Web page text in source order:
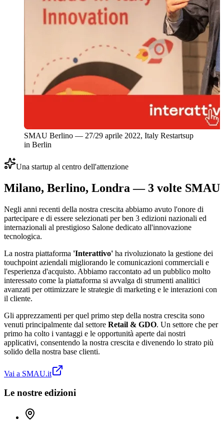
SMAU Berlino — 27/29 aprile 2022, Italy Restartsup
in Berlin
Una startup al centro dell'attenzione
Milano, Berlino, Londra — 3 volte SMAU
Negli anni recenti della nostra crescita abbiamo avuto l'onore di
partecipare e di essere selezionati per ben 3 edizioni nazionali ed
internazionali al prestigioso Salone dedicato all'innovazione
tecnologica.
La nostra piattaforma 'Interattivo' ha rivoluzionato la gestione dei
touchpoint aziendali migliorando le comunicazioni commerciali e
l'esperienza d'acquisto. Abbiamo raccontato ad un pubblico molto
interessato come la piattaforma si avvalga di strumenti analitici
avanzati per ottimizzare le strategie di marketing e le interazioni con
il cliente.
Gli apprezzamenti per quel primo step della nostra crescita sono
venuti principalmente dal settore Retail & GDO. Un settore che per
primo ha colto i vantaggi e le opportunità aperte dai nostri
applicativi, consentendo la nostra crescita e divenendo lo strato più
solido della nostra base clienti.
Vai a SMAU.it
Le nostre edizioni